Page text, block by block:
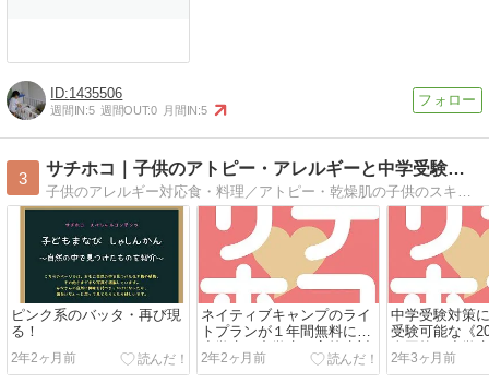
1435506
週間IN:5 週間OUT:0 月間IN:5
3
サチホコ｜子供のアトピー・アレルギーと中学受験等子育てブログ
ピンク系のバッタ・再び現
る！
2年2ヶ月前
ネイティブキャンプのライ
トプランが１年間無料に！
小学生・中学生・高校生対
象の「ゼロ学割」
2年2ヶ月前
中学受験対策
受験可能な《
全国統一小学
2年3ヶ月前